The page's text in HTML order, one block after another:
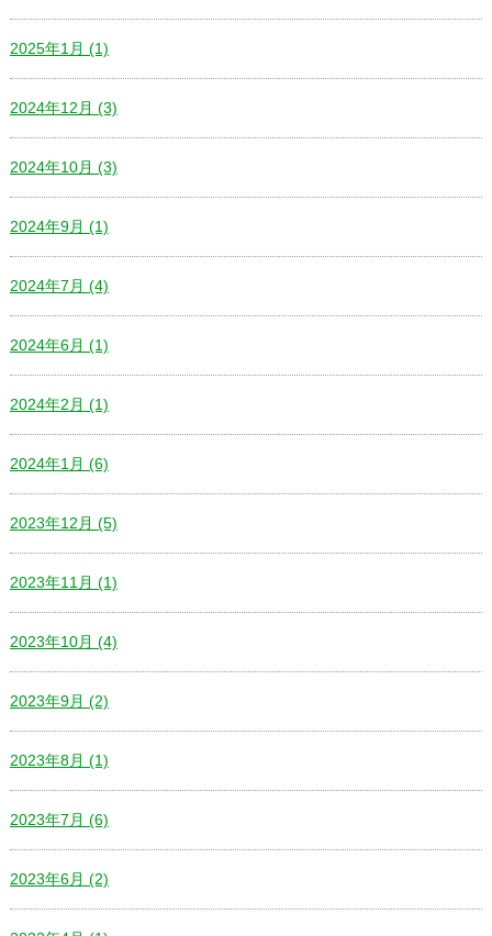
2025年1月 (1)
2024年12月 (3)
2024年10月 (3)
2024年9月 (1)
2024年7月 (4)
2024年6月 (1)
2024年2月 (1)
2024年1月 (6)
2023年12月 (5)
2023年11月 (1)
2023年10月 (4)
2023年9月 (2)
2023年8月 (1)
2023年7月 (6)
2023年6月 (2)